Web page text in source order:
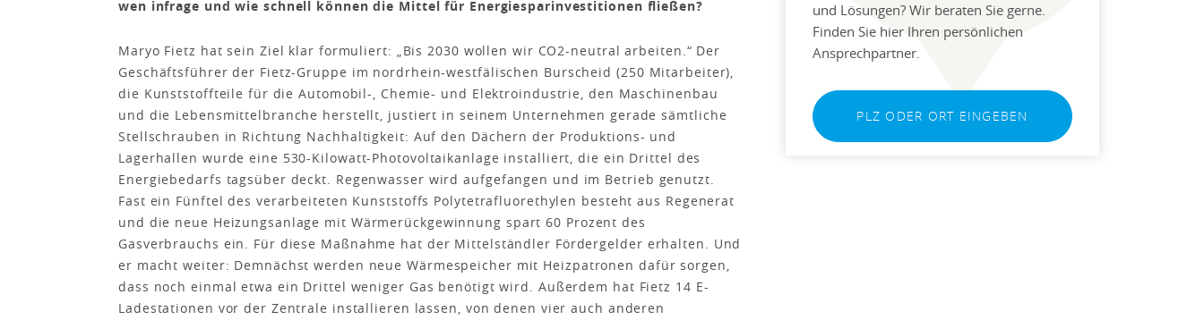
wen infrage und wie schnell können die Mittel für Energiesparinvestitionen fließen?
Maryo Fietz hat sein Ziel klar formuliert: „Bis 2030 wollen wir CO2-neutral arbeiten.“ Der
Geschäftsführer der Fietz-Gruppe im nordrhein-westfälischen Burscheid (250 Mitarbeiter),
die Kunststoffteile für die Automobil-, Chemie- und Elektroindustrie, den Maschinenbau
und die Lebensmittelbranche herstellt, justiert in seinem Unternehmen gerade sämtliche
Stellschrauben in Richtung Nachhaltigkeit: Auf den Dächern der Produktions- und
Lagerhallen wurde eine 530-Kilowatt-Photovoltaikanlage installiert, die ein Drittel des
Energiebedarfs tagsüber deckt. Regenwasser wird aufgefangen und im Betrieb genutzt.
Fast ein Fünftel des verarbeiteten Kunststoffs Polytetrafluorethylen besteht aus Regenerat
und die neue Heizungsanlage mit Wärmerückgewinnung spart 60 Prozent des
Gasverbrauchs ein. Für diese Maßnahme hat der Mittelständler Fördergelder erhalten. Und
er macht weiter: Demnächst werden neue Wärmespeicher mit Heizpatronen dafür sorgen,
dass noch einmal etwa ein Drittel weniger Gas benötigt wird. Außerdem hat Fietz 14 E-
Ladestationen vor der Zentrale installieren lassen, von denen vier auch anderen
und Lösungen? Wir beraten Sie gerne.
Finden Sie hier Ihren persönlichen
Ansprechpartner.
PLZ ODER ORT EINGEBEN